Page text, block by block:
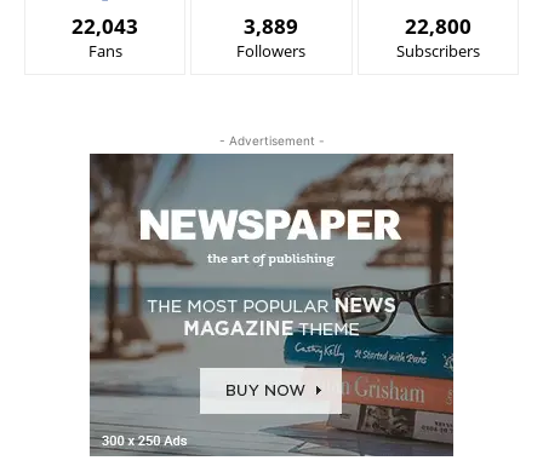
22,043
Fans
3,889
Followers
22,800
Subscribers
- Advertisement -